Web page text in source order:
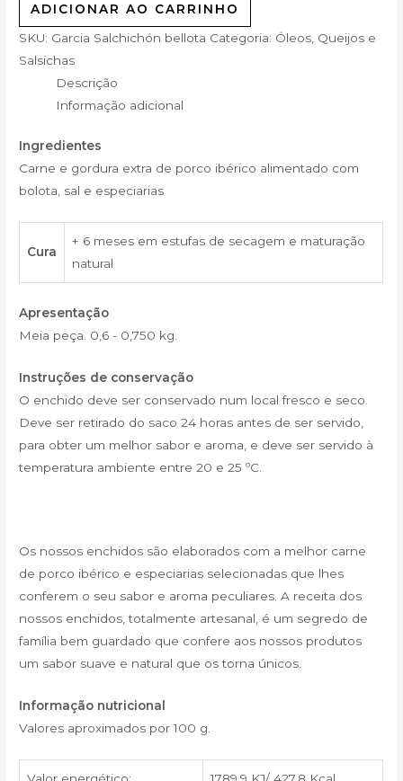
ADICIONAR AO CARRINHO
SKU: Garcia Salchichón bellota Categoria: Óleos, Queijos e
Salsichas
Descrição
Informação adicional
Ingredientes
Carne e gordura extra de porco ibérico alimentado com
bolota, sal e especiarias
Cura
+ 6 meses em estufas de secagem e maturação
natural
Apresentação
Meia peça. 0,6 - 0,750 kg.
Instruções de conservação
O enchido deve ser conservado num local fresco e seco.
Deve ser retirado do saco 24 horas antes de ser servido,
para obter um melhor sabor e aroma, e deve ser servido à
temperatura ambiente entre 20 e 25 ºC.
Os nossos enchidos são elaborados com a melhor carne
de porco ibérico e especiarias selecionadas que lhes
conferem o seu sabor e aroma peculiares. A receita dos
nossos enchidos, totalmente artesanal, é um segredo de
família bem guardado que confere aos nossos produtos
um sabor suave e natural que os torna únicos.
Informação nutricional
Valores aproximados por 100 g.